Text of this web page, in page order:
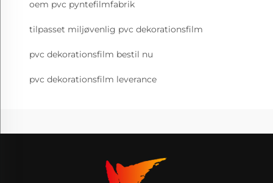
oem pvc pyntefilmfabrik
tilpasset miljøvenlig pvc dekorationsfilm
pvc dekorationsfilm bestil nu
pvc dekorationsfilm leverance